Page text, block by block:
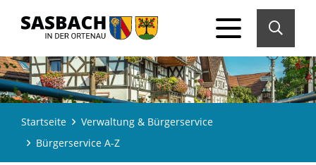
Startseite
Verwaltung & Bürgerservice
Bürgerservice A-Z